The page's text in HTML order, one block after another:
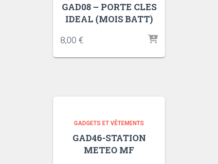
GAD08 – PORTE CLES
IDEAL (MOIS BATT)
8,00 €
GADGETS ET VÊTEMENTS
GAD46-STATION
METEO MF